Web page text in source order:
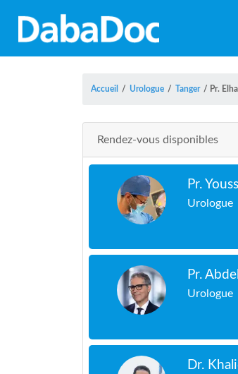
Accueil / Urologue / Tanger / Pr.
Rendez-vous disponibles
Pr.
Urologue
Pr.
Urologue
Dr.